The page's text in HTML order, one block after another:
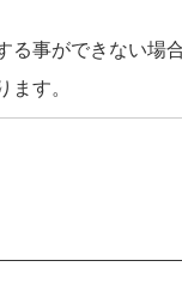
事ができない場
ます。